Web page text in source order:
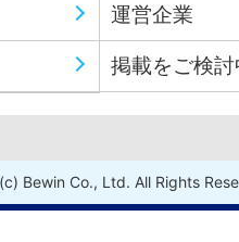
運営企業
掲載をご検
Bewin Co., Ltd. All Rights